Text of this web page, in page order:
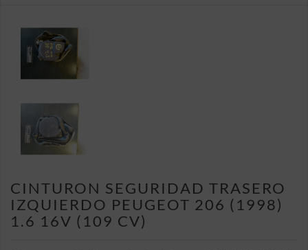
CINTURON SEGURIDAD TRASERO
IZQUIERDO PEUGEOT 206 (1998)
1.6 16V (109 CV)